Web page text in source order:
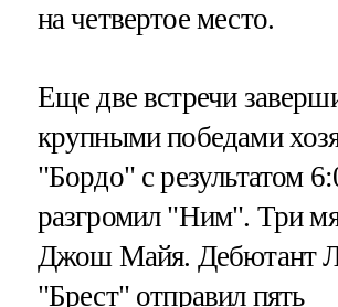
на четвертое место.
Еще две встречи
крупными победами
"Бордо" с результатом
разгромил "Ним". Три
Джош Майя. Дебютант
"Брест" отправил пять